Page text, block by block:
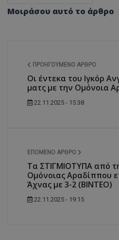
Μοιράσου αυτό το άρθρο
ΠΡΟΗΓΟΎΜΕΝΟ ΆΡΘΡΟ
Οι έντεκα του Ιγκόρ
ματς με την Ομόνοια
22.11.2025 - 15:38
ΕΠΌΜΕΝΟ ΆΡΘΡΟ
Τα ΣΤΙΓΜΙΟΤΥΠΑ από
Ομόνοιας Αραδίππου
Άχνας με 3-2 (ΒΙΝΤΕΟ)
22.11.2025 - 19:15